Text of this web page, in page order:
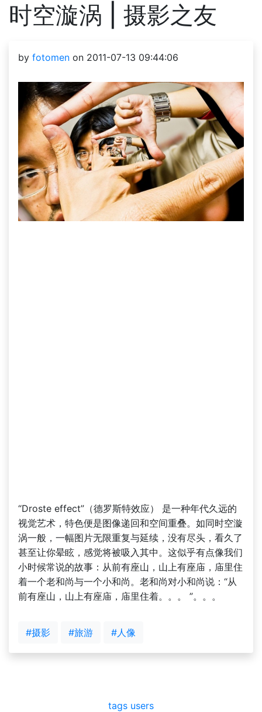
时空漩涡 | 摄影之友
by fotomen on 2011-07-13 09:44:06
“Droste effect”（德罗斯特效应） 是一种年代久远的
视觉艺术，特色便是图像递回和空间重叠。如同时空漩
涡一般，一幅图片无限重复与延续，没有尽头，看久了
甚至让你晕眩，感觉将被吸入其中。这似乎有点像我们
小时候常说的故事：从前有座山，山上有座庙，庙里住
着一个老和尚与一个小和尚。老和尚对小和尚说：“从
前有座山，山上有座庙，庙里住着。。。 ”。。。
#摄影 #旅游 #人像
tags users